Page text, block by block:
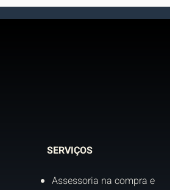
SERVIÇOS
Assessoria na compra e